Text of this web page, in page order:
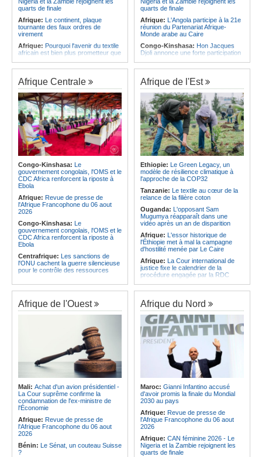
quarts de finale
Afrique: Le continent, plaque
tournante des faux ordres de
virement
Afrique: Pourquoi l'avenir du textile
africain est bien plus prometteur que
Afrique:Les Africains en première
ligne face à la crise de la biodiversité
Afrique:L'essor historique de
l'Éthiopie met à mal la campagne
d'hostilité menée par Le Caire
Afrique:La Cour international de
justice fixe le calendrier de la
procédure engagée par la RDC
contre le Rwanda
Afrique:Visite du Président de la
République et de la Première Dame
à Yamoussoukro
Afrique:Le Forum de
l'entrepreneuriat de Sept Afrique se
veut une plateforme de mobilisation
des investissements
quarts de finale
Afrique: L'Angola participe à la 21e
réunion du Partenariat Afrique-
Monde arabe au Caire
Congo-Kinshasa: Hon Jacques
Djoli annonce une forte participation
Angola:Le paiement échelonné
des services touristiques démarre
ce jeudi
Angola:Jiu-jitsu - Le pays
décroche une troisième médaille à
Abou Dabi
Afrique:Ju-Jitsu - La délégation
angolaise reçue par l'ambassadeur
d'Angola aux Émirats arabes unis
Angola:Une expédition automobile
favorise le tourisme à Humpata
Angola:La WAS-AC souhaite
collaborer avec le pays pour
stimuler l'aquaculture
Afrique Centrale
Congo-Kinshasa: Le
gouvernement congolais, l'OMS et le
CDC Africa renforcent la riposte à
Ebola
Afrique: Revue de presse de
l'Afrique Francophone du 06 aout
2026
Congo-Kinshasa: Le
gouvernement congolais, l'OMS et le
CDC Africa renforcent la riposte à
Ebola
Centrafrique: Les sanctions de
l'ONU cachent la guerre silencieuse
pour le contrôle des ressources
Afrique:La Cour international de
justice fixe le calendrier de la
Visite du Président de la
République et de la Première Dame
à Yamoussoukro
Afrique:L'Angola participe à la 21e
réunion du Partenariat Afrique-
Monde arabe au Caire
Gabon:Quand une tribune redonne
espoir - Le témoignage bouleversant
du Dr Alphonse Louma Eyougha
Congo-Kinshasa: Plan stratégique
triennal 2026-2028 - L'IGF place la
digitalisation au coeur des réformes
Afrique de l'Est
Ethiopie: Le Green Legacy, un
modèle de résilience climatique à
l'approche de la COP32
Tanzanie: Le textile au cœur de la
relance de la filière coton
Ouganda: L'opposant Sam
Mugumya réapparaît dans une
vidéo après un an de disparition
Afrique: L'essor historique de
l'Éthiopie met à mal la campagne
d'hostilité menée par Le Caire
Afrique: La Cour international de
justice fixe le calendrier de la
procédure engagée par la RDC
Soudan:Le pays échange avec le
président de l'UA sur l'évolution de la
situation et la visite du Conseil de
paix à Khartoum
Ethiopie: Addis-Abeba - L'église
d'Afrique lance officiellement son
'cheminement' vers la grande
Assemblée de 2028
Afrique de l'Est:Le pari du régime
érythréen - Pousser le Tigray vers
une zone tampon dans le cadre
d'une nouvelle guerre par
procuration
Ethiopie:Le Premier ministre Abiy
inaugure le nouveau terminal de
l'aéroport international de Bahir Dar
Afrique:
La Croix-Rouge
mobilisation accrue des ressources
locales en Afrique
Afrique de l'Ouest
Mali: Achat d'un avion présidentiel -
La Cour suprême confirme la
condamnation de l'ex-ministre de
l'Économie
Afrique: Revue de presse de
l'Afrique Francophone du 06 aout
2026
Bénin: Le Sénat, un couteau Suisse
?
Afrique du Nord
Maroc: Gianni Infantino accusé
d'avoir promis la finale du Mondial
2030 au pays
Afrique: Revue de presse de
l'Afrique Francophone du 06 aout
2026
Afrique: CAN féminine 2026 - Le
Nigeria et la Zambie rejoignent les
quarts de finale